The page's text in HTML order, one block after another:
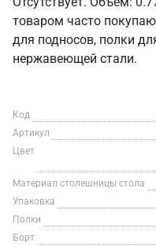
товаром часто
для подносов, полки
нержавеющей стали.
Код
Артикул
Цвет
Материал столешницы стола
Упаковка
Полки
Борт